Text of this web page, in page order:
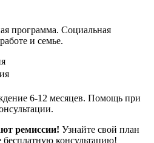
программа. Социальная
и семье.
6-12 месяцев. Помощь при
ремиссии! Узнайте свой план
бесплатную консультацию!